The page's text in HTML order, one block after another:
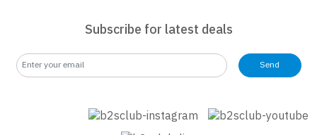
Subscribe for latest deals
Send